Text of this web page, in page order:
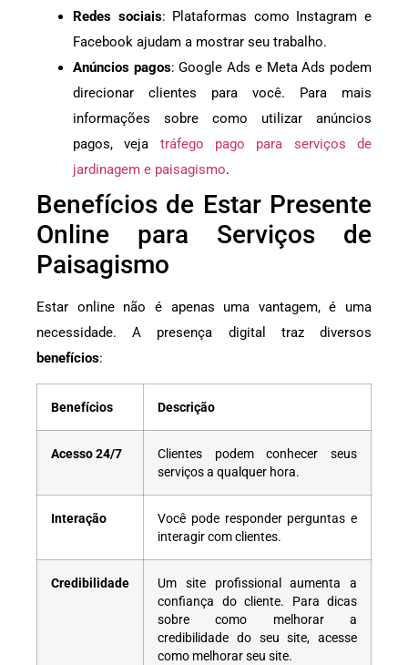
Redes sociais: Plataformas como Instagram e
Facebook ajudam a mostrar seu trabalho.
Anúncios pagos: Google Ads e Meta Ads podem
direcionar clientes para você. Para mais
informações sobre como utilizar anúncios
pagos, veja tráfego pago para serviços de
jardinagem e paisagismo.
Benefícios de Estar Presente
Online para Serviços de
Paisagismo
Estar online não é apenas uma vantagem, é uma
necessidade. A presença digital traz diversos
benefícios:
Benefícios Descrição
Acesso 24/7
Clientes podem conhecer seus
serviços a qualquer hora.
Interação
Você pode responder perguntas e
interagir com clientes.
Credibilidade
Um site profissional aumenta a
confiança do cliente. Para dicas
sobre como melhorar a
credibilidade do seu site, acesse
como melhorar seu site.